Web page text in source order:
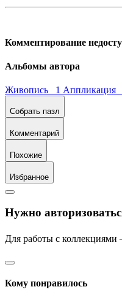
Комментирование
Альбомы автора
Живопись 1 Аппликация
Собрать пазл
Комментарий
Похожие
Избранное
Нужно
Для работы с коллекциями
Кому понравилось